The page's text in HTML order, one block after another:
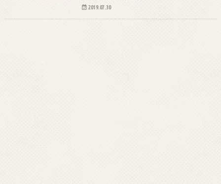
2019.07.30